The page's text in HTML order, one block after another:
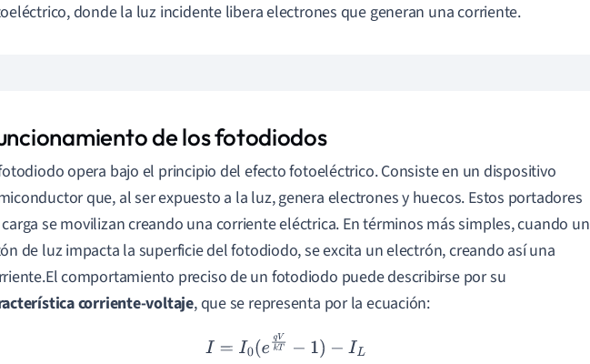
donde la luz incidente libera electrones que generan una corriente.
de los fotodiodos
opera bajo el principio del efecto fotoeléctrico. Consiste en un dispositivo
que, al ser expuesto a la luz, genera electrones y huecos. Estos portadores
se movilizan creando una corriente eléctrica. En términos más simples, cuando un
de luz impacta la superficie del fotodiodo, se excita un electrón, creando así una
comportamiento preciso de un fotodiodo puede describirse por su
corriente-voltaje, que se representa por la ecuación:
I =I0(eqVk T− 1)− IL